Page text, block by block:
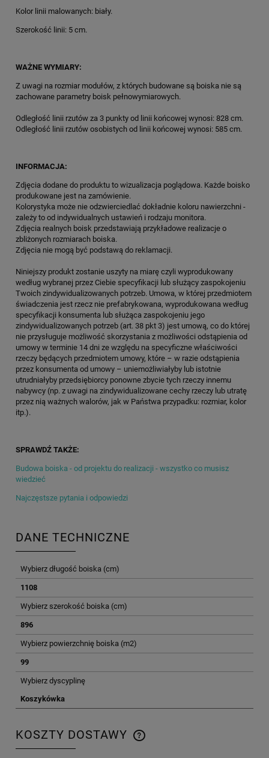
Kolor linii malowanych: biały.
Szerokość linii: 5 cm.
WAŻNE WYMIARY:
Z uwagi na rozmiar modułów, z których budowane są boiska nie są
zachowane parametry boisk pełnowymiarowych.
Odległość linii rzutów za 3 punkty od linii końcowej wynosi: 828 cm.
Odległość linii rzutów osobistych od linii końcowej wynosi: 585 cm.
INFORMACJA:
Zdjęcia dodane do produktu to wizualizacja poglądowa. Każde boisko
produkowane jest na zamówienie.
Kolorystyka może nie odzwierciedlać dokładnie koloru nawierzchni -
zależy to od indywidualnych ustawień i rodzaju monitora.
Zdjęcia realnych boisk przedstawiają przykładowe realizacje o
zbliżonych rozmiarach boiska.
Zdjęcia nie mogą być podstawą do reklamacji.
Niniejszy produkt zostanie uszyty na miarę czyli wyprodukowany
według wybranej przez Ciebie specyfikacji lub służący zaspokojeniu
Twoich zindywidualizowanych potrzeb. Umowa, w której przedmiotem
świadczenia jest rzecz nie prefabrykowana, wyprodukowana według
specyfikacji konsumenta lub służąca zaspokojeniu jego
zindywidualizowanych potrzeb (art. 38 pkt 3) jest umową, co do której
nie przysługuje możliwość skorzystania z możliwości odstąpienia od
umowy w terminie 14 dni ze względu na specyficzne właściwości
rzeczy będących przedmiotem umowy, które – w razie odstąpienia
przez konsumenta od umowy – uniemożliwiałyby lub istotnie
utrudniałyby przedsiębiorcy ponowne zbycie tych rzeczy innemu
nabywcy (np. z uwagi na zindywidualizowane cechy rzeczy lub utratę
przez nią ważnych walorów, jak w Państwa przypadku: rozmiar, kolor
itp.).
SPRAWDŹ TAKŻE:
Budowa boiska - od projektu do realizacji - wszystko co musisz
wiedzieć
Najczęstsze pytania i odpowiedzi
DANE TECHNICZNE
Wybierz długość boiska (cm)
1108
Wybierz szerokość boiska (cm)
896
Wybierz powierzchnię boiska (m2)
99
Wybierz dyscyplinę
Koszykówka
KOSZTY DOSTAWY
CENA NIE ZAWIERA EWENTUALNYCH KOSZTÓW